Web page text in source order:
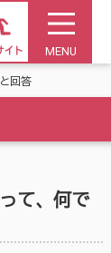
イト MENU
回答
て、何で